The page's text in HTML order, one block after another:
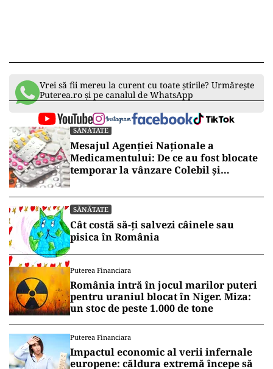
ad
Vrei să fii mereu la curent cu toate știrile? Urmărește
Puterea.ro și pe canalul de WhatsApp
SĂNĂTATE
Mesajul Agenției Naționale a
Medicamentului: De ce au fost blocate
temporar la vânzare Colebil și
Panzcebil